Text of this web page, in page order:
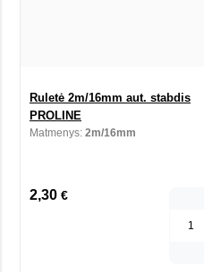
Ruletė 2m/16mm aut. stabdis
PROLINE
Matmenys: 2m/16mm
2,30 €